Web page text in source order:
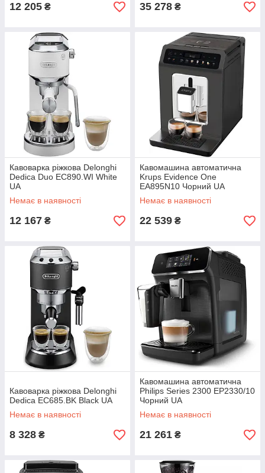
12 205 ₴ 35 278 ₴
Кавоварка ріжкова Delonghi
Dedica Duo EC890.WI White
UA
Немає в наявності
12 167 ₴
Кавомашина автоматична
Krups Evidence One
EA895N10 Чорний UA
Немає в наявності
22 539 ₴
Кавоварка ріжкова Delonghi
Dedica EC685.BK Black UA
Немає в наявності
8 328 ₴
Кавомашина автоматична
Philips Series 2300 EP2330/10
Чорний UA
Немає в наявності
21 261 ₴